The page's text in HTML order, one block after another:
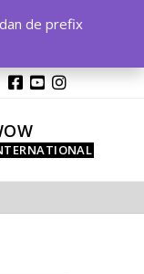
de prefix